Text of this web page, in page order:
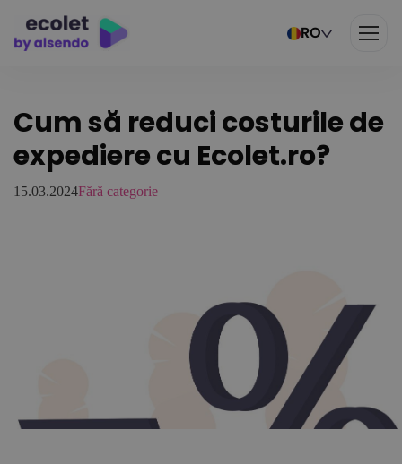
RO
Cum să reduci costurile de
expediere cu Ecolet.ro?
15.03.2024Fără categorie